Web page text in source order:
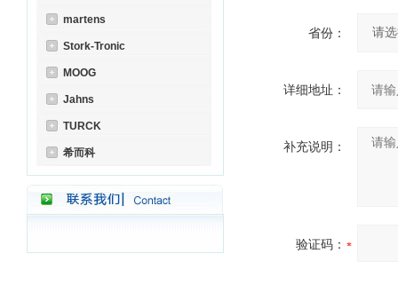
martens
Stork-Tronic
MOOG
Jahns
TURCK
希而科
省份：
详细地址：
补充说明：
验证码：